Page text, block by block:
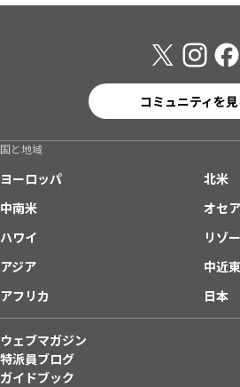
コミュニティを
国と地域
ヨーロッパ
北米
中南米
オセ
ハワイ
リゾ
アジア
中近東
アフリカ
日本
ウェブマガジン
特派員ブログ
ガイドブック